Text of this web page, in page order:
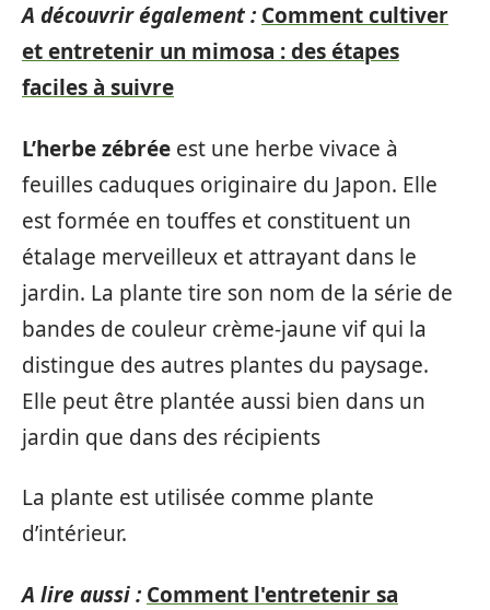
A découvrir également : Comment cultiver
et entretenir un mimosa : des étapes
faciles à suivre
L’herbe zébrée est une herbe vivace à
feuilles caduques originaire du Japon. Elle
est formée en touffes et constituent un
étalage merveilleux et attrayant dans le
jardin. La plante tire son nom de la série de
bandes de couleur crème-jaune vif qui la
distingue des autres plantes du paysage.
Elle peut être plantée aussi bien dans un
jardin que dans des récipients
La plante est utilisée comme plante
d’intérieur.
A lire aussi : Comment l'entretenir sa